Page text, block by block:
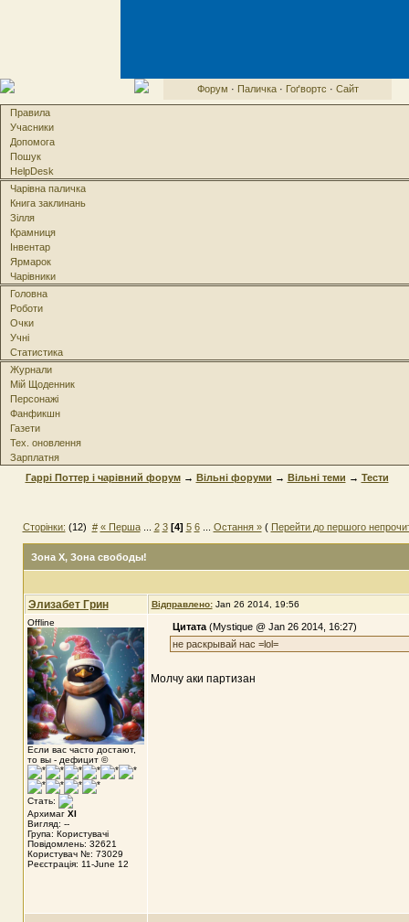
Форум · Паличка· Гоґвортс · Сайт
Правила
Учасники
Допомога
Пошук
HelpDesk
Чарівна паличка
Книга заклинань
Зілля
Крамниця
Інвентар
Ярмарок
Чарівники
Головна
Роботи
Очки
Учні
Статистика
Журнали
Мій Щоденник
Персонажі
Фанфикшн
Газети
Тех. оновлення
Зарплатня
Гаррі Поттер і чарівний форум→ Вільні форуми → Вільні теми → Тести
Сторінки: (12) # « Перша... 2 3 [4] 5 6... Остання »( Перейти до першого
Зона Х, Зона свободы!
Элизабет Грин Відправлено: Jan 26 2014, 19:56
Offline
Если вас часто достают,
то вы - дефицит ©
Стать:
Архимаг XI
Вигляд: --
Група: Користувачі
Повідомлень: 32621
Користувач №: 73029
Реєстрація: 11-June 12
Цитата(Mystique @ Jan 26 2014, 16:27)
не раскрывай нас =lol=
Молчу аки партизан